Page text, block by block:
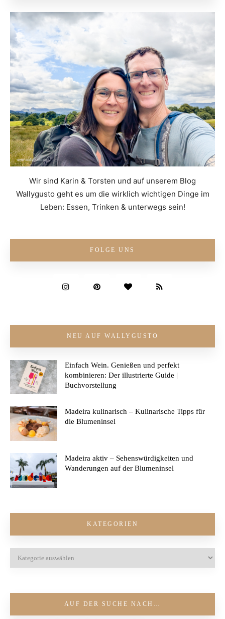
Wir sind Karin & Torsten und auf unserem Blog
Wallygusto geht es um die wirklich wichtigen Dinge im
Leben: Essen, Trinken & unterwegs sein!
FOLGE UNS
NEU AUF WALLYGUSTO
Einfach Wein. Genießen und perfekt
kombinieren: Der illustrierte Guide |
Buchvorstellung
Madeira kulinarisch – Kulinarische Tipps für
die Blumeninsel
Madeira aktiv – Sehenswürdigkeiten und
Wanderungen auf der Blumeninsel
KATEGORIEN
AUF DER SUCHE NACH…